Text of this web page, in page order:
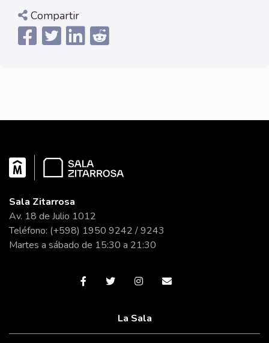
Compartir
Sala Zitarrosa
Av. 18 de Julio 1012
Teléfono: (+598) 1950 9242 / 9243
Martes a sábado de 15:30 a 21:30
La Sala